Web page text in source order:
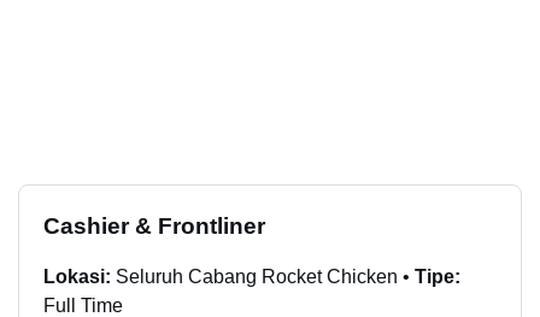
Cashier & Frontliner
Lokasi: Seluruh Cabang Rocket Chicken • Tipe:
Full Time